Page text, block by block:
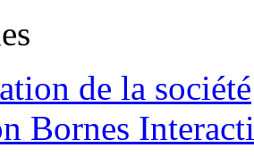
de la société
Bornes